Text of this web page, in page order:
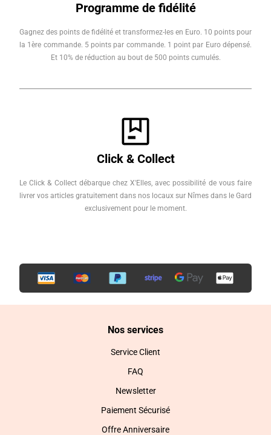
Programme de fidélité
Gagnez des points de fidélité et transformez-les en Euro. 10 points pour
la 1ère commande. 5 points par commande. 1 point par Euro dépensé.
Et 10% de réduction au bout de 500 points cumulés.
Click & Collect
Le Click & Collect débarque chez X'Elles, avec possibilité de vous faire
livrer vos articles gratuitement dans nos locaux sur Nîmes dans le Gard
exclusivement pour le moment.
Nos services
Service Client
FAQ
Newsletter
Paiement Sécurisé
Offre Anniversaire